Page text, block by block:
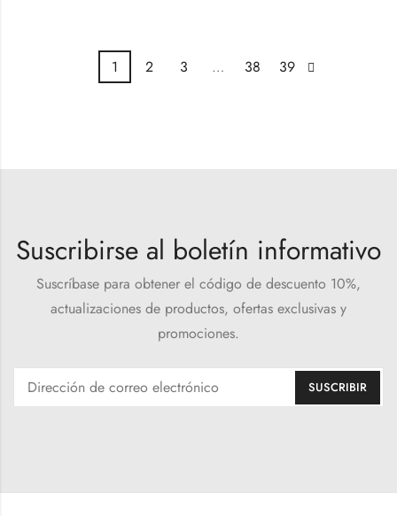
1 2 3 … 38 39
Suscribirse al boletín informativo
Suscríbase para obtener el código de descuento 10%,
actualizaciones de productos, ofertas exclusivas y
promociones.